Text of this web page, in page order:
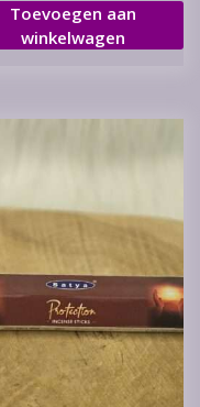
Toevoegen aan
winkelwagen